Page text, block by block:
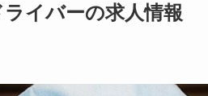
イバーの求人情報